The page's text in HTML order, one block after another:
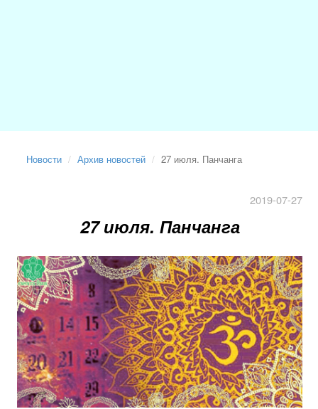
Новости Архив новостей 27 июля. Панчанга
2019-07-27
27 июля. Панчанга